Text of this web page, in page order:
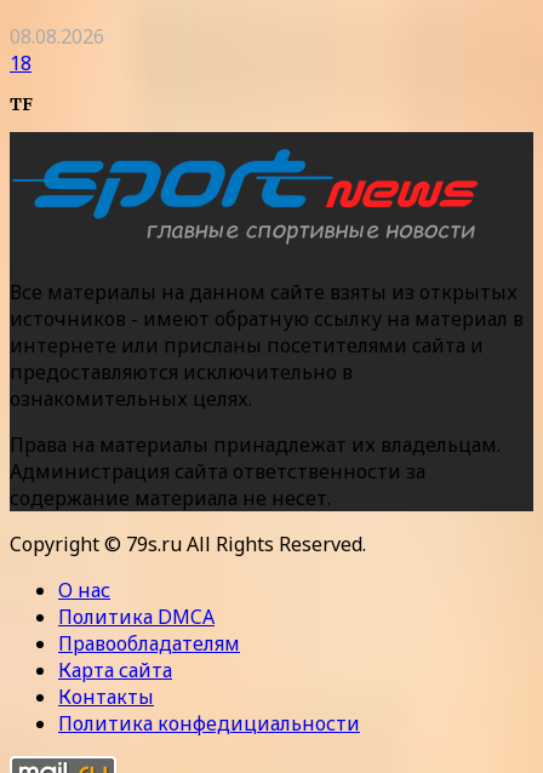
08.08.2026
18
TF
Все материалы на данном сайте взяты из открытых
источников - имеют обратную ссылку на материал в
интернете или присланы посетителями сайта и
предоставляются исключительно в
ознакомительных целях.
Права на материалы принадлежат их владельцам.
Администрация сайта ответственности за
содержание материала не несет.
Copyright © 79s.ru All Rights Reserved.
О нас
Политика DMCA
Правообладателям
Карта сайта
Контакты
Политика конфедициальности